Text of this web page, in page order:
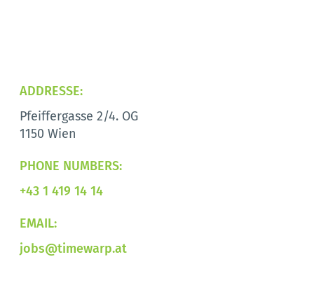
ADDRESSE:
Pfeiffergasse 2/4. OG
1150 Wien
PHONE NUMBERS:
+43 1 419 14 14
EMAIL:
jobs@timewarp.at